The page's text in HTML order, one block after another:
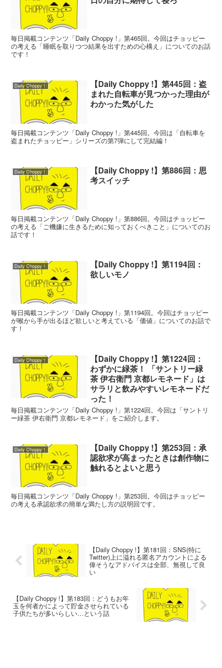
毎日掲載コンテンツ「Daily Choppy !」第465回。今回はチョッピー
の考える「睡眠を取りつつ結果を出すための心構え」についてのお話
です！
Daily Choppy！
【Daily Choppy !】第445回：盗
まれた自転車が見つかった理由が
わかった気がした
毎日掲載コンテンツ「Daily Choppy !」第445回。今回は「自転車を
盗まれたチョッピー」シリーズの第7弾にして完結編！
Daily Choppy！
【Daily Choppy !】第886回：思
考スイッチ
毎日掲載コンテンツ「Daily Choppy !」第886回。今回はチョッピー
の考える「ご機嫌に生きるために知っておくべきこと」についてのお
話です！
Daily Choppy！
【Daily Choppy !】第1194回：
欲しいモノ
毎日掲載コンテンツ「Daily Choppy !」第1194回。今回はチョッピー
が喉から手が出るほど欲しいと考えている「価値」についてのお話で
す！
Daily Choppy！
【Daily Choppy !】第1224回：
わずかに緑茶！ 「サントリー緑
茶 伊右衛門 京都レモネード」は
サラリと飲みやすいレモネードだ
った！
毎日掲載コンテンツ「Daily Choppy !」第1224回。今回は「サントリ
ー緑茶 伊右衛門 京都レモネード」をご紹介します。
Daily Choppy！
【Daily Choppy !】第253回：承
認欲求が高まったときは創作物に
触れるとよいと思う
毎日掲載コンテンツ「Daily Choppy !」第253回。今回はチョッピー
の考える承認欲求の簡単な満たし方の説明回です。
【Daily Choppy !】第181回：SNS(特に
Twitter)上に溢れる匿名アカウントによる
偉そうなアドバイスは全部、無視して良
い
【Daily Choppy !】第183回：どうもお年
玉を何者かによって貯金させられている
子供たちが多いらしい…という話